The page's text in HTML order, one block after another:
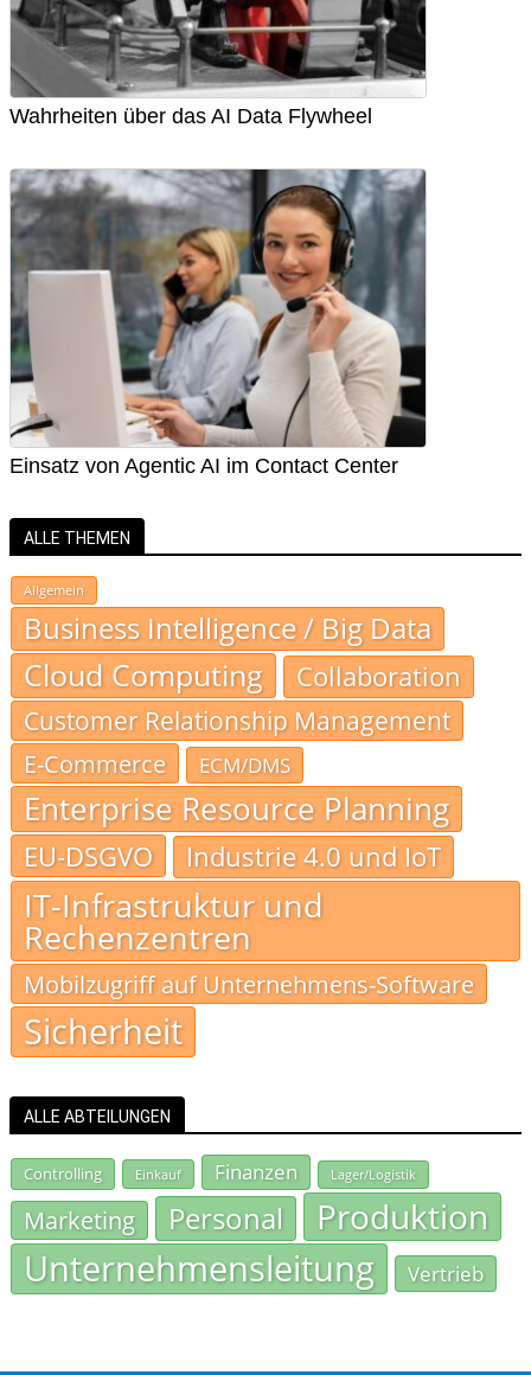
Wahrheiten über das AI Data Flywheel
Einsatz von Agentic AI im Contact Center
ALLE THEMEN
Allgemein
Business Intelligence / Big Data
Cloud Computing Collaboration
Customer Relationship Management
E-Commerce
ECM/DMS
Enterprise Resource Planning
EU-DSGVO Industrie 4.0 und IoT
IT-Infrastruktur und
Rechenzentren
Mobilzugriff auf Unternehmens-Software
Sicherheit
ALLE ABTEILUNGEN
Controlling Einkauf Finanzen Lager/Logistik
Marketing Personal Produktion
Unternehmensleitung Vertrieb